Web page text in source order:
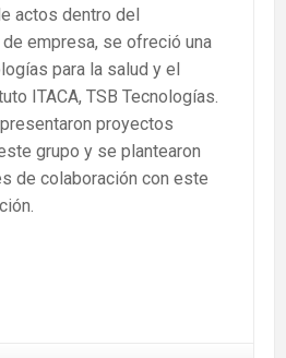
actos dentro del
empresa, se ofreció una
para la salud y el
ITACA, TSB Tecnologías.
proyectos
grupo y se plantearon
de colaboración con este